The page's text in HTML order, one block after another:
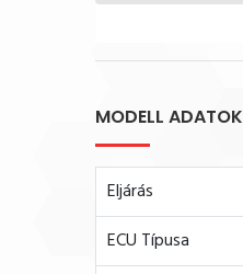
MODELL ADATOK
Eljárás
ECU Típusa